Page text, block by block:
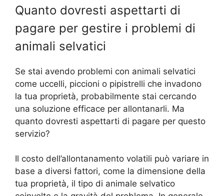
Quanto dovresti aspettarti di
pagare per gestire i problemi di
animali selvatici
Se stai avendo problemi con animali selvatici
come uccelli, piccioni o pipistrelli che invadono
la tua proprietà, probabilmente stai cercando
una soluzione efficace per allontanarli. Ma
quanto dovresti aspettarti di pagare per questo
servizio?
Il costo dell’allontanamento volatili può variare in
base a diversi fattori, come la dimensione della
tua proprietà, il tipo di animale selvatico